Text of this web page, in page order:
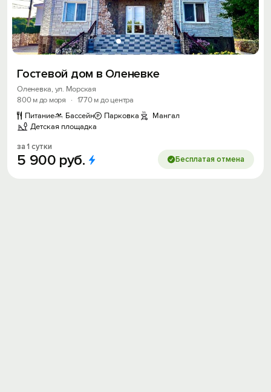
Гостевой дом в Оленевке
Оленевка, ул. Морская
800 м до моря
· 1770 м до центра
Питание
Бассейн Парковка
Мангал
Детская площадка
за 1 сутки
5 900 руб. Бесплатая отмена